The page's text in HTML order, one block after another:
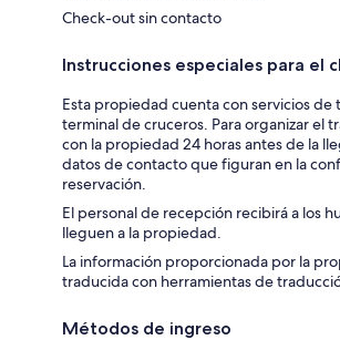
Check-out sin contacto
Instrucciones especiales para el
Esta propiedad cuenta con servicios de
terminal de cruceros. Para organizar el
con la propiedad 24 horas antes de la
datos de contacto que figuran en la
reservación.
El personal de recepción recibirá a los
lleguen a la propiedad.
La información proporcionada por la
traducida con herramientas de
Métodos de ingreso